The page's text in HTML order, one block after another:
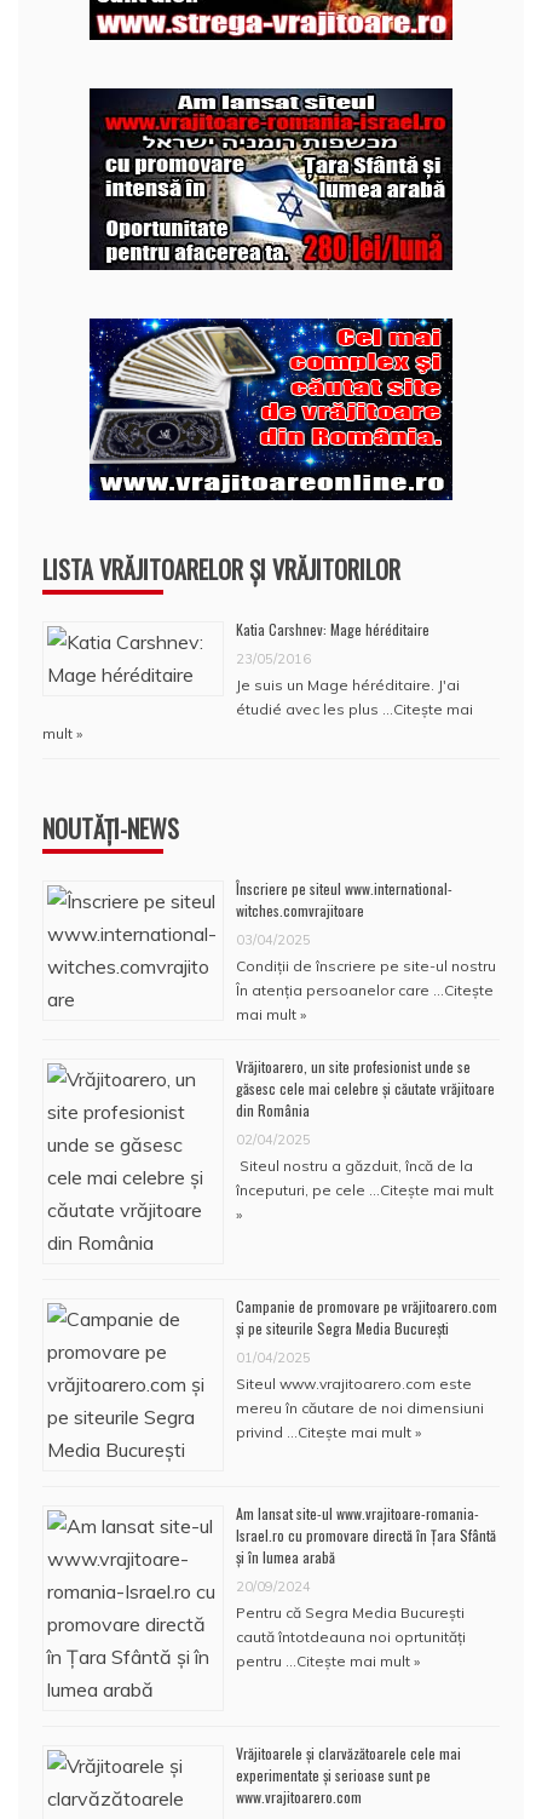
LISTA VRĂJITOARELOR ȘI VRĂJITORILOR
Katia Carshnev: Mage héréditaire
23/05/2016
Je suis un Mage héréditaire. J'ai
étudié avec les plus …Citește mai
mult »
NOUTĂȚI-NEWS
Înscriere pe siteul www.international-
witches.comvrajitoare
03/04/2025
Condiţii de înscriere pe site-ul nostru
În atenţia persoanelor care …Citește
mai mult »
Vrăjitoarero, un site profesionist unde se
găsesc cele mai celebre și căutate vrăjitoare
din România
02/04/2025
Siteul nostru a găzduit, încă de la
începuturi, pe cele …Citește mai mult
»
Campanie de promovare pe vrăjitoarero.com
și pe siteurile Segra Media București
01/04/2025
Siteul www.vrajitoarero.com este
mereu în căutare de noi dimensiuni
privind …Citește mai mult »
Am lansat site-ul www.vrajitoare-romania-
Israel.ro cu promovare directă în Țara Sfântă
și în lumea arabă
20/09/2024
Pentru că Segra Media București
caută întotdeauna noi oprtunități
pentru …Citește mai mult »
Vrăjitoarele și clarvăzătoarele cele mai
experimentate și serioase sunt pe
www.vrajitoarero.com